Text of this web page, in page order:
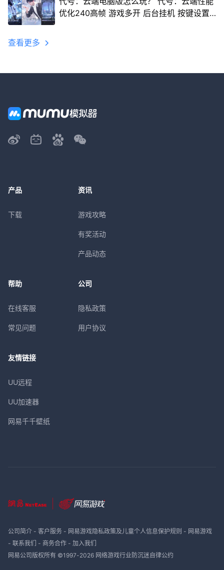
优化240高帧 游戏多开 后台挂机 按键设置
查看更多
产品
下载
资讯
游戏攻略
有奖活动
产品动态
帮助
在线客服
常见问题
公司
隐私政策
用户协议
友情链接
UU远程
UU加速器
网易千千壁纸
公司简介- 客户服务- 网易游戏隐私政策及儿童个人信息保护规则 - 网易游戏
- 联系我们 - 商务合作- 加入我们
网易公司版权所有 ©1997-2026 网络游戏行业防沉迷自律公约